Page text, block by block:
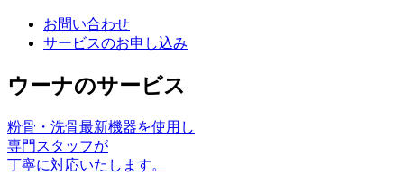
お問い合わせ
サービスのお申し込み
ウーナのサービス
粉骨・洗骨最新機器を使⽤し
専⾨スタッフが
丁寧に対応いたします。